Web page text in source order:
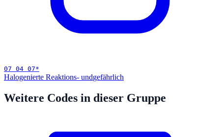
07 04 07*
Halogenierte Reaktions- undgefährlich
Weitere Codes in dieser Gruppe